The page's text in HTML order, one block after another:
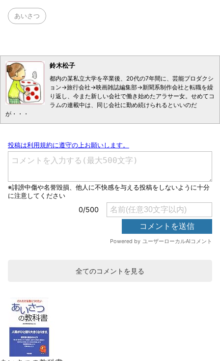
あいさつ
鈴木松子
都内の某私立大学を卒業後、20代の7年間に、芸能プロダクシ
ョン→旅行会社→映画雑誌編集部→新聞系制作会社と転職を繰
り返し、今また新しい会社で働き始めたアラサー女。せめてコ
ラムの連載中は、同じ会社に勤め続けられるといいのだ
が・・・
全てのコメントを見る